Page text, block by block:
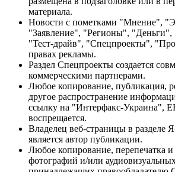
материала.
Новости с пометками "Мнение",
"Заявление", "Регионы",
"Тест-драйв", "Спецпроекты",
правах рекламы.
Раздел Спецпроекты создается
коммерческими партнерами.
Любое копирование, публикация,
другое распространение
ссылку на "Интерфакс-Украина",
воспрещается.
Владелец веб-страницы в разделе
является автор публикации.
Любое копирование, перепечатка и
фотографий и/или